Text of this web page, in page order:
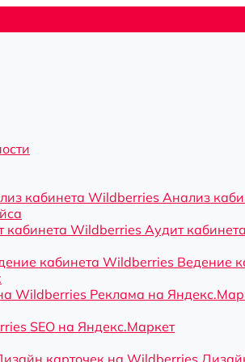
кабинета Wildberries Анализ
кабинета Wildberries Аудит
кабинета Wildberries Ведение
Wildberries Реклама на
SEO на Яндекс.Маркет
карточек на Wildberries